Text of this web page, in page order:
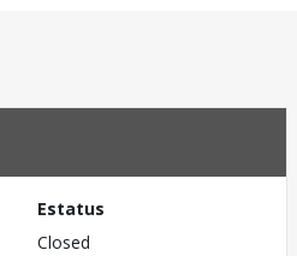
Estatus
Closed